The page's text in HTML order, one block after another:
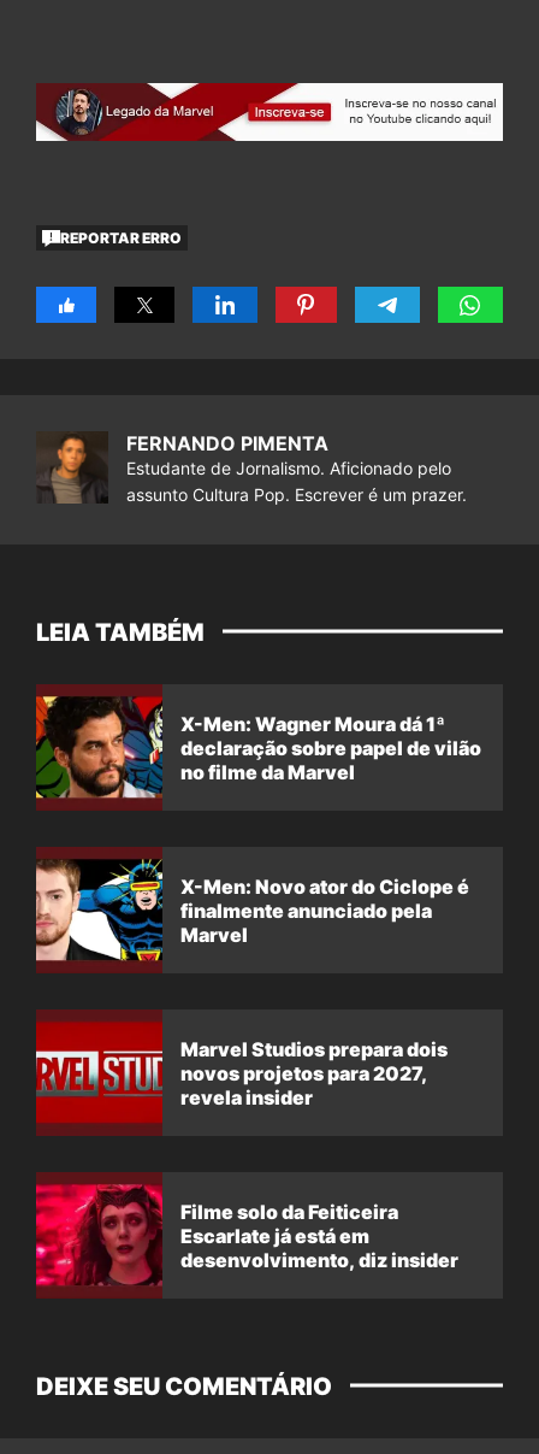
REPORTAR ERRO
FERNANDO PIMENTA
Estudante de Jornalismo. Aficionado pelo
assunto Cultura Pop. Escrever é um prazer.
LEIA TAMBÉM
X-Men: Wagner Moura dá 1ª
declaração sobre papel de vilão
no filme da Marvel
X-Men: Novo ator do Ciclope é
finalmente anunciado pela
Marvel
Marvel Studios prepara dois
novos projetos para 2027,
revela insider
Filme solo da Feiticeira
Escarlate já está em
desenvolvimento, diz insider
DEIXE SEU COMENTÁRIO